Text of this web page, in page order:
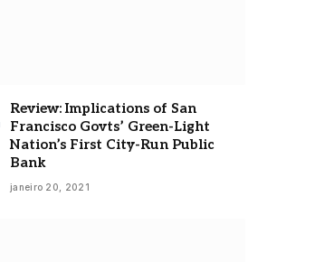
Review: Implications of San
Francisco Govts’ Green-Light
Nation’s First City-Run Public
Bank
janeiro 20, 2021